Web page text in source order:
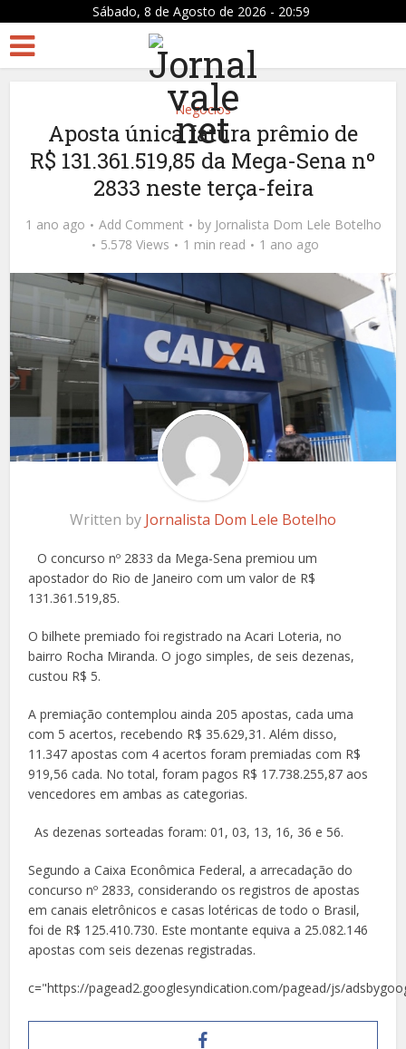
Sábado, 8 de Agosto de 2026 - 20:59
Negócios
Aposta única fatura prêmio de
R$ 131.361.519,85 da Mega-Sena nº
2833 neste terça-feira
1 ano ago Add Comment by Jornalista Dom Lele Botelho
5.578 Views
1 min read 1 ano ago
Written by Jornalista Dom Lele Botelho
O concurso nº 2833 da Mega-Sena premiou um
apostador do Rio de Janeiro com um valor de R$
131.361.519,85.
O bilhete premiado foi registrado na Acari Loteria, no
bairro Rocha Miranda. O jogo simples, de seis dezenas,
custou R$ 5.
A premiação contemplou ainda 205 apostas, cada uma
com 5 acertos, recebendo R$ 35.629,31. Além disso,
11.347 apostas com 4 acertos foram premiadas com R$
919,56 cada. No total, foram pagos R$ 17.738.255,87 aos
vencedores em ambas as categorias.
As dezenas sorteadas foram: 01, 03, 13, 16, 36 e 56.
Segundo a Caixa Econômica Federal, a arrecadação do
concurso nº 2833, considerando os registros de apostas
em canais eletrônicos e casas lotéricas de todo o Brasil,
foi de R$ 125.410.730. Este montante equiva a 25.082.146
apostas com seis dezenas registradas.
c="https://pagead2.googlesyndication.com/pagead/js/